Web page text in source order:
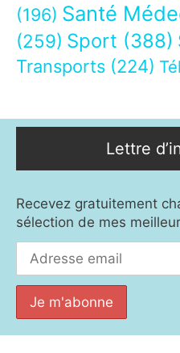
(196) Santé
(259) Sport (388)
Transports (224)
Lettre
Recevez gratuitement
sélection de mes